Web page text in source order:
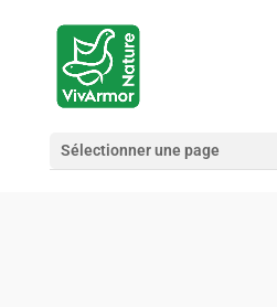
Sélectionner une page